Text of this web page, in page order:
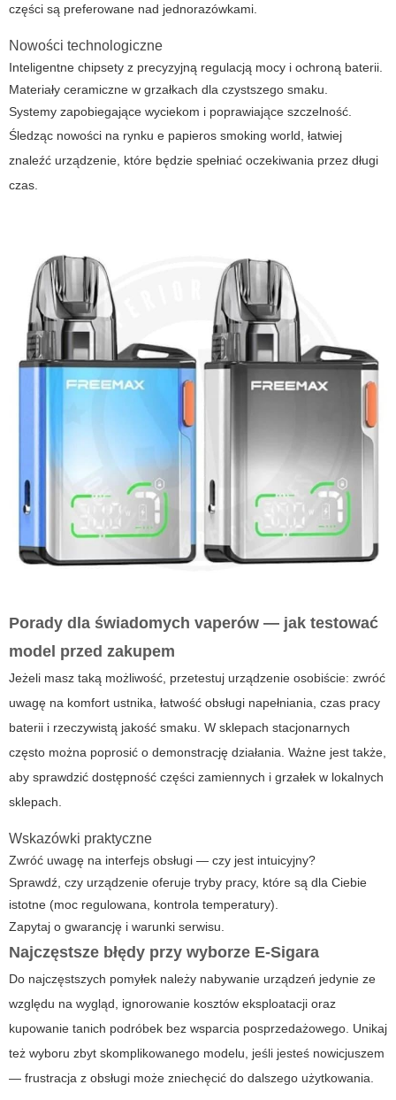
części są preferowane nad jednorazówkami.
Nowości technologiczne
Inteligentne chipsety z precyzyjną regulacją mocy i ochroną baterii.
Materiały ceramiczne w grzałkach dla czystszego smaku.
Systemy zapobiegające wyciekom i poprawiające szczelność.
Śledząc nowości na rynku e papieros smoking world , łatwiej
znaleźć urządzenie, które będzie spełniać oczekiwania przez długi
czas.
Porady dla świadomych vaperów — jak testować
model przed zakupem
Jeżeli masz taką możliwość, przetestuj urządzenie osobiście: zwróć
uwagę na komfort ustnika, łatwość obsługi napełniania, czas pracy
baterii i rzeczywistą jakość smaku. W sklepach stacjonarnych
często można poprosić o demonstrację działania. Ważne jest także,
aby sprawdzić dostępność części zamiennych i grzałek w lokalnych
sklepach.
Wskazówki praktyczne
Zwróć uwagę na interfejs obsługi — czy jest intuicyjny?
Sprawdź, czy urządzenie oferuje tryby pracy, które są dla Ciebie
istotne (moc regulowana, kontrola temperatury).
Zapytaj o gwarancję i warunki serwisu.
Najczęstsze błędy przy wyborze E-Sigara
Do najczęstszych pomyłek należy nabywanie urządzeń jedynie ze
względu na wygląd, ignorowanie kosztów eksploatacji oraz
kupowanie tanich podróbek bez wsparcia posprzedażowego. Unikaj
też wyboru zbyt skomplikowanego modelu, jeśli jesteś nowicjuszem
— frustracja z obsługi może zniechęcić do dalszego użytkowania.